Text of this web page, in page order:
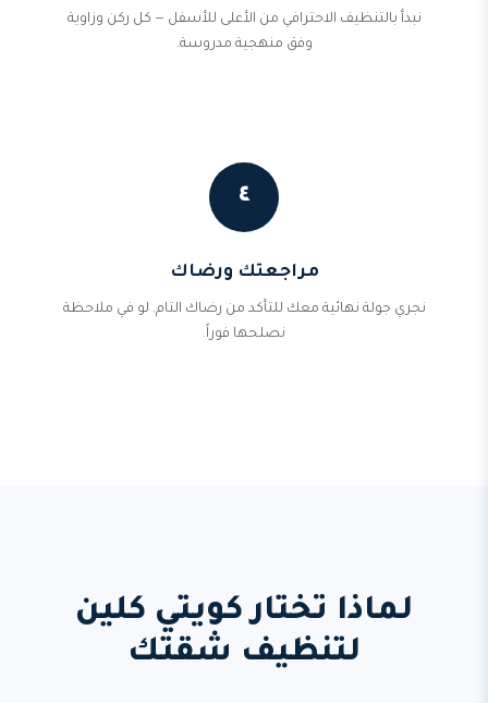
نبدأ بالتنظيف الاحترافي من الأعلى للأسفل — كل ركن وزاوية
وفق منهجية مدروسة.
٤
مراجعتك ورضاك
نجري جولة نهائية معك للتأكد من رضاك التام. لو في ملاحظة
نصلحها فوراً.
لماذا تختار كويتي كلين
لتنظيف شقتك